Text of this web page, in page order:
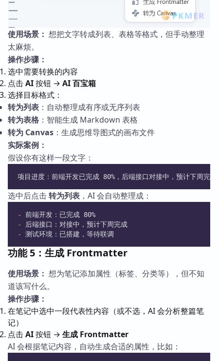
使用场景： 想把文字转成列表、表格等格式，但手动整理
太麻烦。
操作步骤：
选中需要转换的内容
点击AI按钮 → AI 百宝箱
选择目标格式：
转为列表 ：自动整理成有序或无序列表
转为表格 ：智能生成 Markdown 表格
转为 Canvas ：生成思维导图式的画布文件
实际案例：
假设你有这样一段文字：
项目进度：前端开发已完成 80%，后端接口对接中，预计下周完
选中后点击转为列表 ，AI 会自动整理成：
-
前端开发：已完成 80%
-
后端接口：对接中，预计下周完成
-
测试环境：已搭建，等待联调
功能 5：生成 Frontmatter
使用场景： 想为笔记添加属性（标签、分类等），但不知
道该写什么。
操作步骤：
在笔记中选中一段代表性内容（或不选，AI 会分析整篇笔
记）
点击AI按钮 → 生成 Frontmatter
AI 会根据笔记内容，自动生成合适的属性，比如：